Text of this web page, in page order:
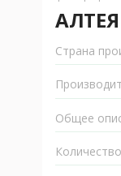
Страна
Общее